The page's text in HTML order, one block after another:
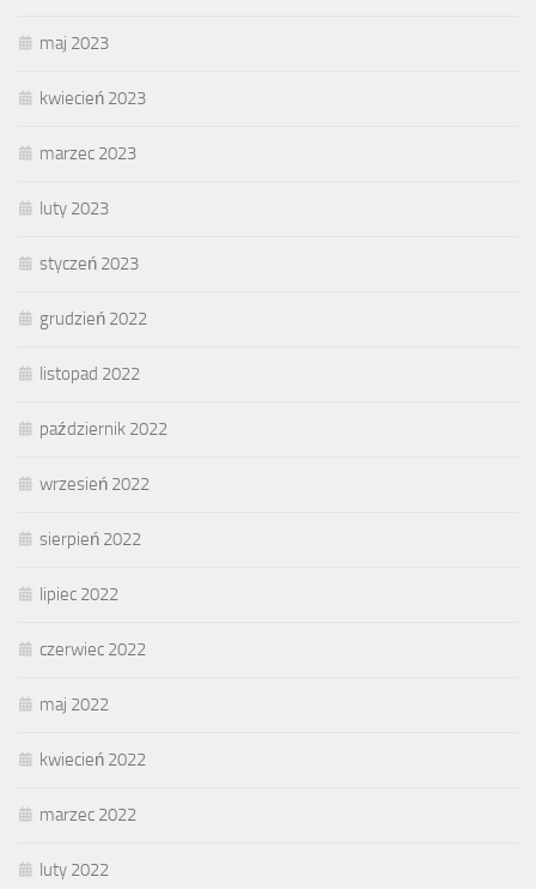
maj 2023
kwiecień 2023
marzec 2023
luty 2023
styczeń 2023
grudzień 2022
listopad 2022
październik 2022
wrzesień 2022
sierpień 2022
lipiec 2022
czerwiec 2022
maj 2022
kwiecień 2022
marzec 2022
luty 2022